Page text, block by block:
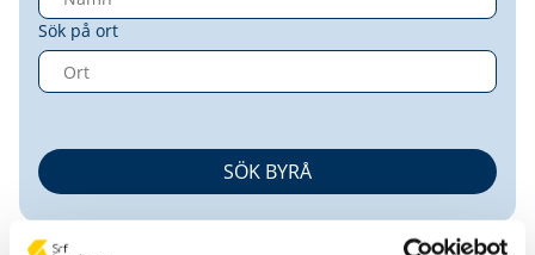
Sök på ort